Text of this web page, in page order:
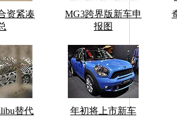
资紧凑
MG3跨界版新车申
报图
替代
年初将上市新车